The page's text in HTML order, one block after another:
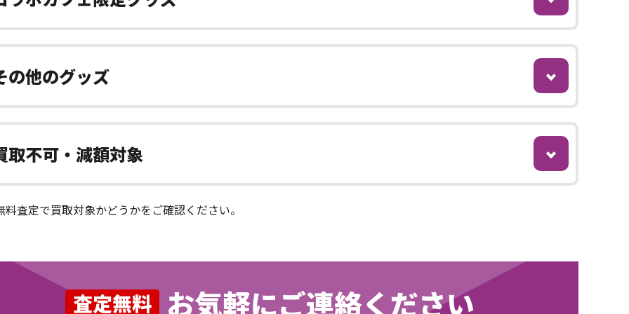
の他のグッズ
取不可・減額対象
料査定で買取対象かどうかをご確認ください。
査定無料 お気軽にご連絡ください